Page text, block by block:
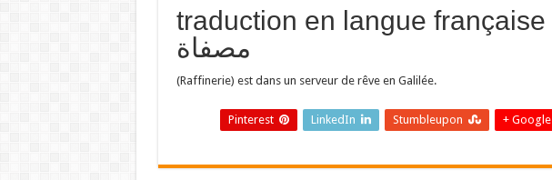
traduction en langue française تفسير حلم
مصفاة
(Raffinerie) est dans un serveur de rêve en Galilée.
Google +
Stumbleupon
LinkedIn
Pinterest